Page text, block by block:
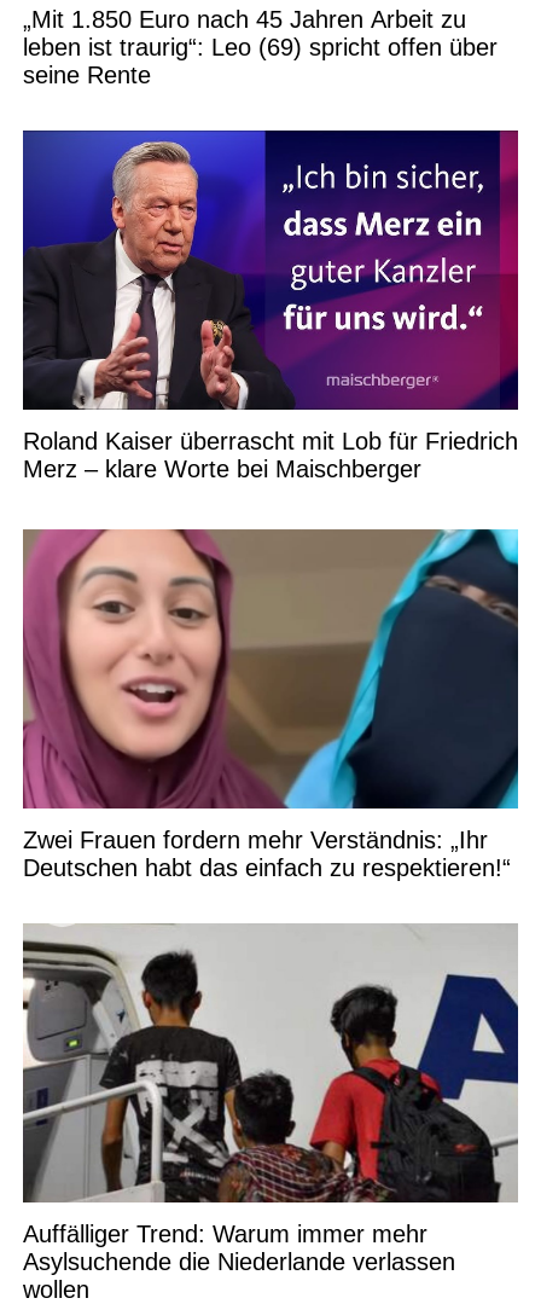
„Mit 1.850 Euro nach 45 Jahren Arbeit zu
leben ist traurig“: Leo (69) spricht offen über
seine Rente
Roland Kaiser überrascht mit Lob für Friedrich
Merz – klare Worte bei Maischberger
Zwei Frauen fordern mehr Verständnis: „Ihr
Deutschen habt das einfach zu respektieren!“
Auffälliger Trend: Warum immer mehr
Asylsuchende die Niederlande verlassen
wollen